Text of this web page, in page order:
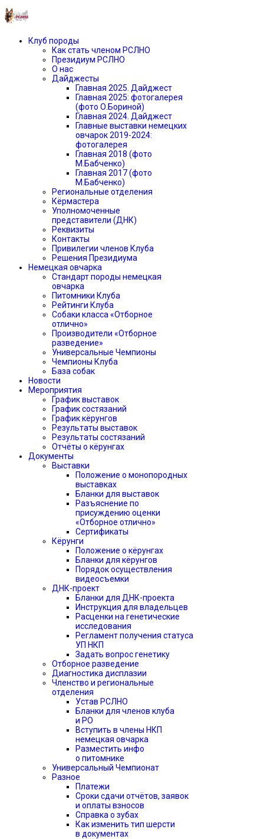
Клуб породы
Как стать членом РСЛНО
Президиум РСЛНО
О нас
Дайджесты
Главная 2025. Дайджест
Главная 2025: фотогалерея
(фото О.Бориной)
Главная 2024. Дайджест
Главные выставки немецких
овчарок 2019-2024:
фотогалерея
Главная 2018 (фото
М.Бабченко)
Главная 2017 (фото
М.Бабченко)
Региональные отделения
Кёрмастера
Уполномоченные
представители (ДНК)
Реквизиты
Контакты
Привилегии членов Клуба
Решения Президиума
Немецкая овчарка
Стандарт породы немецкая
овчарка
Питомники Клуба
Рейтинги Клуба
Собаки класса «Отборное
отлично»
Производители «Отборное
разведение»
Универсальные Чемпионы
Чемпионы Клуба
База собак
Новости
Мероприятия
График выставок
График состязаний
График кёрунгов
Результаты выставок
Результаты состязаний
Отчёты о кёрунгах
Документы
Выставки
Положение о монопородных
выставках
Бланки для выставок
Разъяснение по
присуждению оценки
«Отборное отлично»
Сертификаты
Кёрунги
Положение о кёрунгах
Бланки для кёрунгов
Порядок осуществления
видеосъемки
ДНК-проект
Бланки для ДНК-проекта
Инструкция для владельцев
Расценки на генетические
исследования
Регламент получения статуса
УП НКП
Задать вопрос генетику
Отборное разведение
Диагностика дисплазии
Членство и региональные
отделения
Устав РСЛНО
Бланки для членов клуба
и РО
Вступить в члены НКП
немецкая овчарка
Разместить инфо
о питомнике
Универсальный Чемпионат
Разное
Платежи
Сроки сдачи отчётов, заявок
и оплаты взносов
Справка о зубах
Как изменить тип шерсти
в документах